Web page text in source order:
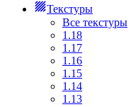
Текстуры
Все текстуры
1.18
1.17
1.16
1.15
1.14
1.13